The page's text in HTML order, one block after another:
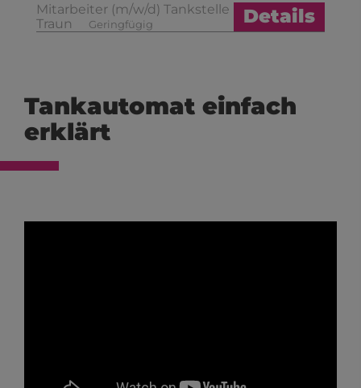
Mitarbeiter (m/w/d) Tankstelle
Traun
Geringfügig Details
Tankautomat einfach
erklärt